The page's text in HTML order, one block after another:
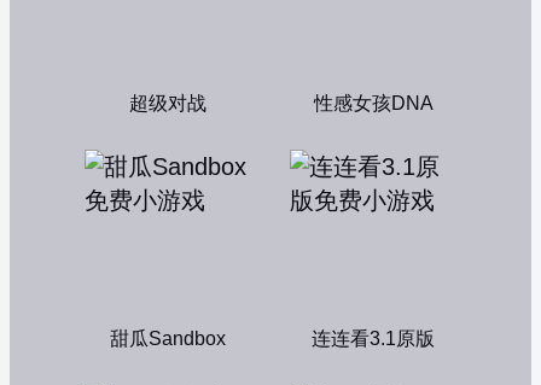
超级对战 性感女孩DNA
甜瓜Sandbox 连连看3.1原版